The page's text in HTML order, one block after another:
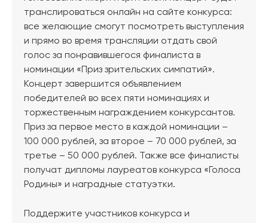
транслироваться онлайн на сайте конкурса:
все желающие смогут посмотреть выступления
и прямо во время трансляции отдать свой
голос за понравившегося финалиста в
номинации «Приз зрительских симпатий».
Концерт завершится объявлением
победителей во всех пяти номинациях и
торжественным награждением конкурсантов.
Приз за первое место в каждой номинации –
100 000 рублей, за второе – 70 000 рублей, за
третье – 50 000 рублей. Также все финалисты
получат дипломы лауреатов конкурса «Голоса
Родины» и наградные статуэтки.
Поддержите участников конкурса и